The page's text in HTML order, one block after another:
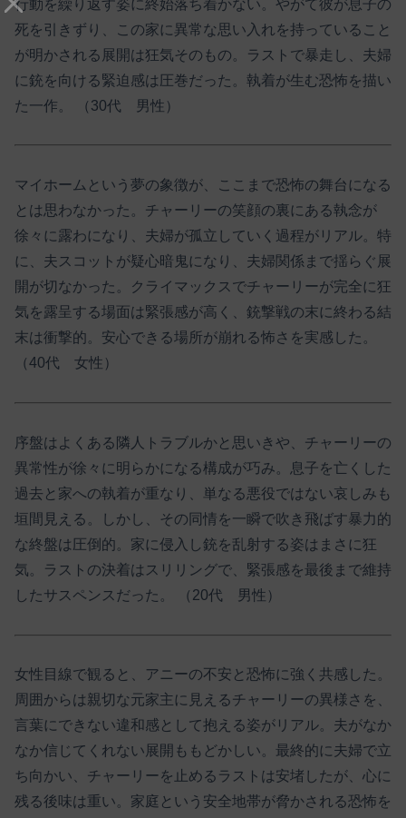
行動を繰り返す姿に終始落ち着かない。やがて彼が息子の
死を引きずり、この家に異常な思い入れを持っていること
が明かされる展開は狂気そのもの。ラストで暴走し、夫婦
に銃を向ける緊迫感は圧巻だった。執着が生む恐怖を描い
た一作。 （30代 男性）
マイホームという夢の象徴が、ここまで恐怖の舞台になる
とは思わなかった。チャーリーの笑顔の裏にある執念が
徐々に露わになり、夫婦が孤立していく過程がリアル。特
に、夫スコットが疑心暗鬼になり、夫婦関係まで揺らぐ展
開が切なかった。クライマックスでチャーリーが完全に狂
気を露呈する場面は緊張感が高く、銃撃戦の末に終わる結
末は衝撃的。安心できる場所が崩れる怖さを実感した。
（40代 女性）
序盤はよくある隣人トラブルかと思いきや、チャーリーの
異常性が徐々に明らかになる構成が巧み。息子を亡くした
過去と家への執着が重なり、単なる悪役ではない哀しみも
垣間見える。しかし、その同情を一瞬で吹き飛ばす暴力的
な終盤は圧倒的。家に侵入し銃を乱射する姿はまさに狂
気。ラストの決着はスリリングで、緊張感を最後まで維持
したサスペンスだった。 （20代 男性）
女性目線で観ると、アニーの不安と恐怖に強く共感した。
周囲からは親切な元家主に見えるチャーリーの異様さを、
言葉にできない違和感として抱える姿がリアル。夫がなか
なか信じてくれない展開ももどかしい。最終的に夫婦で立
ち向かい、チャーリーを止めるラストは安堵したが、心に
残る後味は重い。家庭という安全地帯が脅かされる恐怖を